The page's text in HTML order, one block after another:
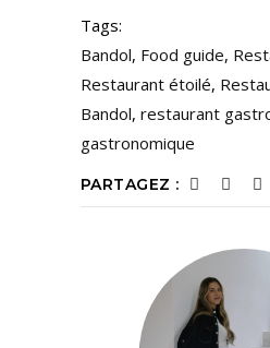
Tags:
Bandol, Food guide,
Restaurant étoilé,
Bandol, restaurant
gastronomique
PARTAGEZ :